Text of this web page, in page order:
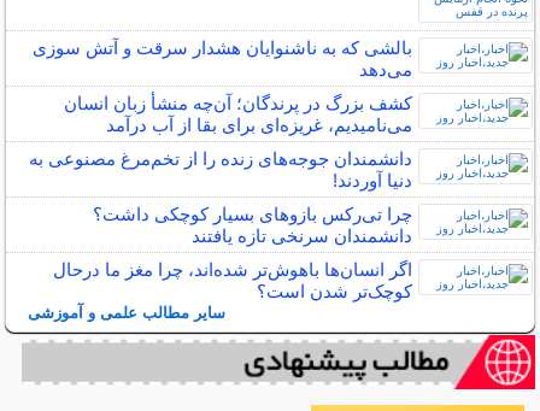
بالشی که به ناشنوایان هشدار سرقت و آتش سوزی
می‌دهد
کشف بزرگ در پرندگان؛ آن‌چه منشأ زبان انسان
می‌نامیدیم، غریزه‌ای برای بقا از آب درآمد
دانشمندان جوجه‌های زنده را از تخم‌مرغ مصنوعی به
دنیا آوردند!
چرا تی‌رکس بازوهای بسیار کوچکی داشت؟
دانشمندان سرنخی تازه یافتند
اگر انسان‌ها باهوش‌تر شده‌اند، چرا مغز ما درحال
کوچک‌تر شدن است؟
سایر مطالب علمی و آموزشی